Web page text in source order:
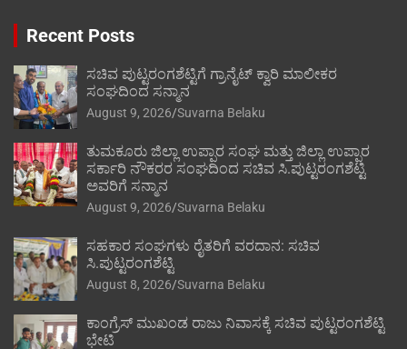
Recent Posts
ಸಚಿವ ಪುಟ್ಟರಂಗಶೆಟ್ಟಿಗೆ ಗ್ರಾನೈಟ್ ಕ್ವಾರಿ ಮಾಲೀಕರ
ಸಂಘದಿಂದ ಸನ್ಮಾನ
August 9, 2026 Suvarna Belaku
ತುಮಕೂರು ಜಿಲ್ಲಾ ಉಪ್ಪಾರ ಸಂಘ ಮತ್ತು ಜಿಲ್ಲಾ ಉಪ್ಪಾರ
ಸರ್ಕಾರಿ ನೌಕರರ ಸಂಘದಿಂದ ಸಚಿವ ಸಿ.ಪುಟ್ಟರಂಗಶೆಟ್ಟಿ
ಅವರಿಗೆ ಸನ್ಮಾನ
August 9, 2026 Suvarna Belaku
ಸಹಕಾರ ಸಂಘಗಳು ರೈತರಿಗೆ ವರದಾನ: ಸಚಿವ
ಸಿ.ಪುಟ್ಟರಂಗಶೆಟ್ಟಿ
August 8, 2026 Suvarna Belaku
ಕಾಂಗ್ರೆಸ್ ಮುಖಂಡ ರಾಜು ನಿವಾಸಕ್ಕೆ ಸಚಿವ ಪುಟ್ಟರಂಗಶೆಟ್ಟಿ
ಭೇಟಿ